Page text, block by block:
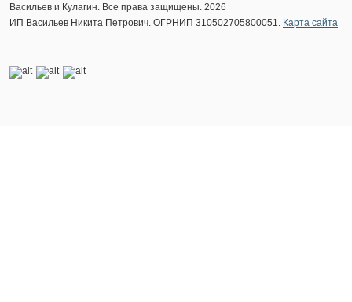
Васильев и Кулагин. Все права защищены. 2026
ИП Васильев Никита Петрович. ОГРНИП 310502705800051. Карта сайта